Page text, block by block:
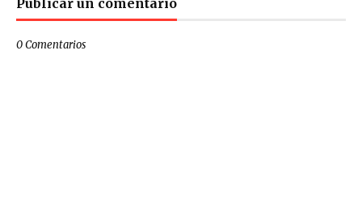
Publicar un comentario
0 Comentarios